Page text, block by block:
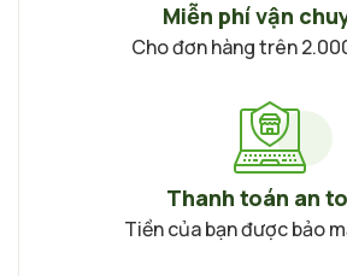
Miễn phí vận
Cho đơn hàng trên
Thanh toán an
Tiền của bạn được bảo